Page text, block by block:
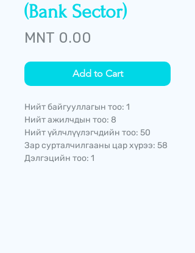
(Bank Sector)
MNT 0.00
Add to Cart
Нийт байгууллагын тоо: 1
Нийт ажилчдын тоо: 8
Нийт үйлчлүүлэгчдийн тоо: 50
Зар сурталчилгааны цар хүрээ: 58
Дэлгэцийн тоо: 1